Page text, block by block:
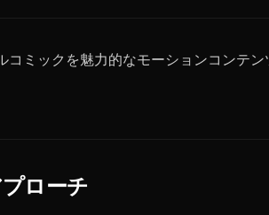
ミックを魅力的なモーションコンテ
ローチ